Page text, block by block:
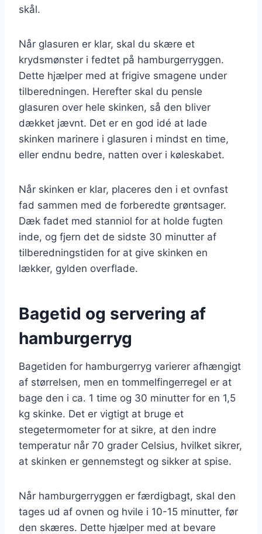
skål.
Når glasuren er klar, skal du skære et
krydsmønster i fedtet på hamburgerryggen.
Dette hjælper med at frigive smagene under
tilberedningen. Herefter skal du pensle
glasuren over hele skinken, så den bliver
dækket jævnt. Det er en god idé at lade
skinken marinere i glasuren i mindst en time,
eller endnu bedre, natten over i køleskabet.
Når skinken er klar, placeres den i et ovnfast
fad sammen med de forberedte grøntsager.
Dæk fadet med stanniol for at holde fugten
inde, og fjern det de sidste 30 minutter af
tilberedningstiden for at give skinken en
lækker, gylden overflade.
Bagetid og servering af
hamburgerryg
Bagetiden for hamburgerryg varierer afhængigt
af størrelsen, men en tommelfingerregel er at
bage den i ca. 1 time og 30 minutter for en 1,5
kg skinke. Det er vigtigt at bruge et
stegetermometer for at sikre, at den indre
temperatur når 70 grader Celsius, hvilket sikrer,
at skinken er gennemstegt og sikker at spise.
Når hamburgerryggen er færdigbagt, skal den
tages ud af ovnen og hvile i 10-15 minutter, før
den skæres. Dette hjælper med at bevare